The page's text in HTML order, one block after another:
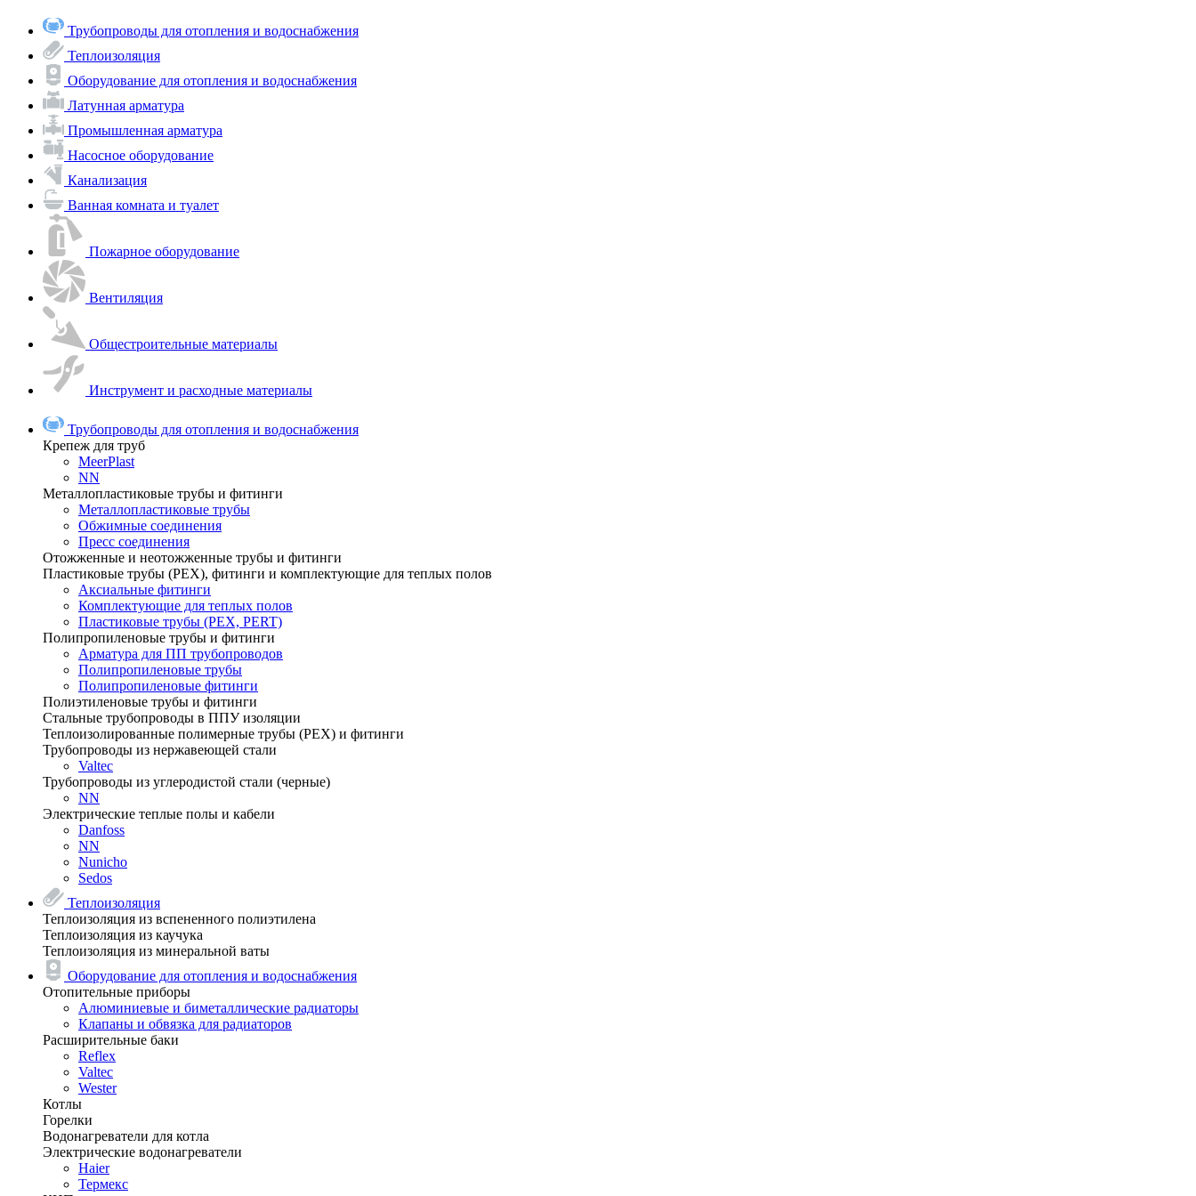
Трубопроводы для отопления и водоснабжения
Теплоизоляция
Оборудование для отопления и водоснабжения
Латунная арматура
Промышленная арматура
Насосное оборудование
Канализация
Ванная комната и туалет
Пожарное оборудование
Вентиляция
Общестроительные материалы
Инструмент и расходные материалы
Трубопроводы для отопления и водоснабжения
Крепеж для труб
MeerPlast
NN
Металлопластиковые трубы и фитинги
Металлопластиковые трубы
Обжимные соединения
Пресс соединения
Отожженные и неотожженные трубы и фитинги
Пластиковые трубы (РЕХ), фитинги и комплектующие для теплых полов
Аксиальные фитинги
Комплектующие для теплых полов
Пластиковые трубы (РЕХ, PERT)
Полипропиленовые трубы и фитинги
Арматура для ПП трубопроводов
Полипропиленовые трубы
Полипропиленовые фитинги
Полиэтиленовые трубы и фитинги
Стальные трубопроводы в ППУ изоляции
Теплоизолированные полимерные трубы (РЕХ) и фитинги
Трубопроводы из нержавеющей стали
Valtec
Трубопроводы из углеродистой стали (черные)
NN
Электрические теплые полы и кабели
Danfoss
NN
Nunicho
Sedos
Теплоизоляция
Теплоизоляция из вспененного полиэтилена
Теплоизоляция из каучука
Теплоизоляция из минеральной ваты
Оборудование для отопления и водоснабжения
Отопительные приборы
Алюминиевые и биметаллические радиаторы
Клапаны и обвязка для радиаторов
Расширительные баки
Reflex
Valtec
Wester
Котлы
Горелки
Водонагреватели для котла
Электрические водонагреватели
Haier
Термекс